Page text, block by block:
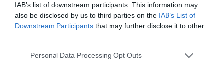
IAB’s list of downstream participants. This information may
also be disclosed by us to third parties on the IAB’s List of
Downstream Participants that may further disclose it to other
Personal Data Processing Opt Outs